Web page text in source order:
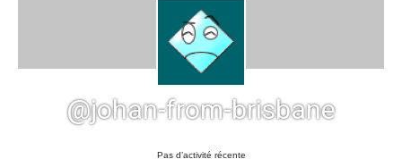
@johan-from-brisbane
Pas d’activité récente